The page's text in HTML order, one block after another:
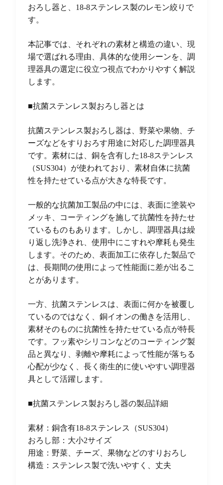
おろし器と、18-8ステンレス製のレモン絞りで
す。
本記事では、それぞれの素材と構造の違い、現
場で選ばれる理由、具体的な使用シーンを、調
理器具の選定に役立つ視点でわかりやすく解説
します。
■抗菌ステンレス製おろし器とは
抗菌ステンレス製おろし器は、野菜や果物、チ
ーズなどをすりおろす用途に対応した調理器具
です。素材には、銅を含有した18-8ステンレス
（SUS304）が使われており、素材自体に抗菌
性を持たせている点が大きな特長です。
一般的な抗菌加工製品の中には、表面に塗装や
メッキ、コーティングを施して抗菌性を持たせ
ているものもあります。しかし、調理器具は繰
り返し洗浄され、使用中にこすれや摩耗も発生
します。そのため、表面加工に依存した製品で
は、長期間の使用によって性能面に差が出るこ
とがあります。
一方、抗菌ステンレスは、表面に何かを被覆し
ているのではなく、銅イオンの働きを活用し、
素材そのものに抗菌性を持たせている点が特長
です。フッ素やシリコンなどのコーティング製
品と異なり、剥離や摩耗によって性能が落ちる
心配が少なく、長く衛生的に使いやすい調理器
具として活躍します。
■抗菌ステンレス製おろし器の製品詳細
素材：銅含有18-8ステンレス（SUS304）
おろし部：大小2サイズ
用途：野菜、チーズ、果物などのすりおろし
構造：ステンレス製で洗いやすく、丈夫